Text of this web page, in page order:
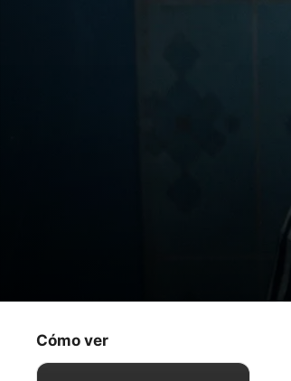
La mujer que comía fotografías
Drama
Cómo ver